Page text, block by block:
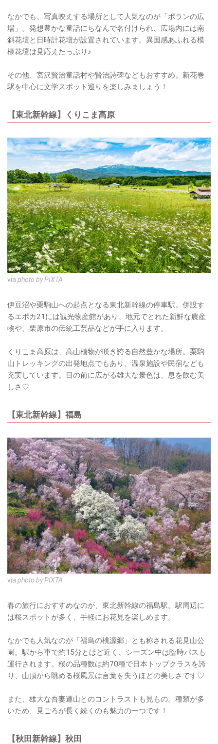
なかでも、写真映えする場所として人気なのが「ポランの広
場」。発想豊かな童話にちなんで名付けられ、広場内には南
斜花壇と日時計花壇が設置されています。異国感あふれる模
様花壇は見応えたっぷり♪
その他、宮沢賢治童話村や賢治詩碑などもおすすめ。新花巻
駅を中心に文学スポット巡りを楽しみましょう！
【東北新幹線】くりこま高原
via photo by PIXTA
伊豆沼や栗駒山への起点となる東北新幹線の停車駅。併設す
るエポカ21には観光物産館があり、地元でとれた新鮮な農産
物や、栗原市の伝統工芸品などが手に入ります。
くりこま高原は、高山植物が咲き誇る自然豊かな場所。栗駒
山トレッキングの出発地点でもあり、温泉施設や民宿なども
充実しています。目の前に広がる雄大な景色は、息を飲む美
しさ♡
【東北新幹線】福島
via photo by PIXTA
春の旅行におすすめなのが、東北新幹線の福島駅。駅周辺に
は桜スポットが多く、手軽にお花見を楽しめます。
なかでも人気なのが「福島の桃源郷」とも称される花見山公
園。駅から車で約15分とほど近く、シーズン中は臨時バスも
運行されます。桜の品種数は約70種で日本トップクラスを誇
り、山頂から眺める桜風景は言葉を失うほどの美しさです♡
また、雄大な吾妻連山とのコントラストも見もの。種類が多
いため、見ごろが長く続くのも魅力の一つです！
【秋田新幹線】秋田